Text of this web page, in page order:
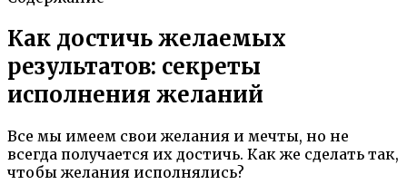
Как достичь желаемых
результатов: секреты
исполнения желаний
Все мы имеем свои желания и мечты, но не
всегда получается их достичь. Как же сделать так,
чтобы желания исполнялись?